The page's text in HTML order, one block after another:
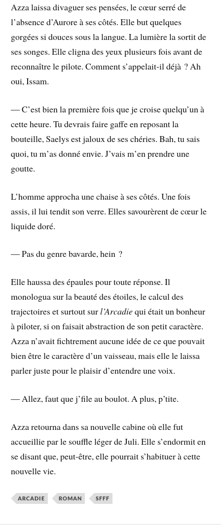
Azza laissa divaguer ses pensées, le cœur serré de
l’absence d’Aurore à ses côtés. Elle but quelques
gorgées si douces sous la langue. La lumière la sortit de
ses songes. Elle cligna des yeux plusieurs fois avant de
reconnaître le pilote. Comment s’appelait-il déjà ? Ah
oui, Issam.
― C’est bien la première fois que je croise quelqu’un à
cette heure. Tu devrais faire gaffe en reposant la
bouteille, Saelys est jaloux de ses chéries. Bah, tu sais
quoi, tu m’as donné envie. J’vais m’en prendre une
goutte.
L’homme approcha une chaise à ses côtés. Une fois
assis, il lui tendit son verre. Elles savourèrent de cœur le
liquide doré.
― Pas du genre bavarde, hein ?
Elle haussa des épaules pour toute réponse. Il
monologua sur la beauté des étoiles, le calcul des
trajectoires et surtout surl’Arcadiequi était un bonheur
à piloter, si on faisait abstraction de son petit caractère.
Azza n’avait fichtrement aucune idée de ce que pouvait
bien être le caractère d’un vaisseau, mais elle le laissa
parler juste pour le plaisir d’entendre une voix.
― Allez, faut que j’file au boulot. A plus, p’tite.
Azza retourna dans sa nouvelle cabine où elle fut
accueillie par le souffle léger de Juli. Elle s’endormit en
se disant que, peut-être, elle pourrait s’habituer à cette
nouvelle vie.
ARCADIE ROMAN SFFF